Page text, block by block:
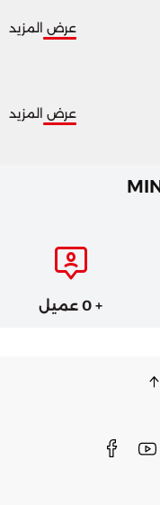
عرض المزيد
عرض المزيد
+ 0 عميل